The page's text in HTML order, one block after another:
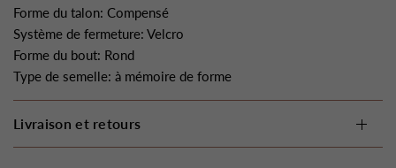
Forme du talon: Compensé
Système de fermeture: Velcro
Forme du bout: Rond
Type de semelle: à mémoire de forme
Livraison et retours